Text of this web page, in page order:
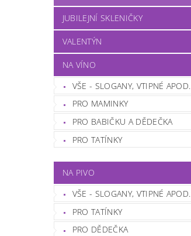
JUBILEJNÍ SKLENIČKY
VALENTÝN
NA VÍNO
VŠE - SLOGANY, VTIPNÉ APOD.
PRO MAMINKY
PRO BABIČKU A DĚDEČKA
PRO TATÍNKY
NA PIVO
VŠE - SLOGANY, VTIPNÉ APOD.
PRO TATÍNKY
PRO DĚDEČKA